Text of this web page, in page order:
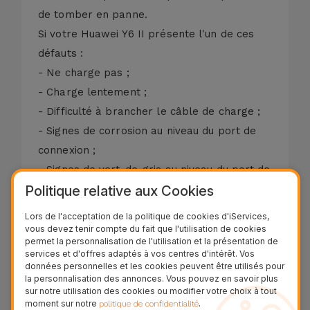
de tomber en panne.
Si votre Huawei Y6 II présente l'un de ces
défauts :
- Ne charge pas ;
- Charge lentement ;
- Difficulté à brancher le câble de charge ;
- Signes de corrosion au niveau du port de
connexion ;
- Signes de vert-de-gris au niveau du port de
connexion ;
(uniquement).
Si le port de connexion est endommagé,
nous procéderons au remplacement de la
pièce par une neuve. Le diagnostic est
gratuit !
Politique relative aux Cookies
Lors de l'acceptation de la politique de cookies d'iServices,
vous devez tenir compte du fait que l'utilisation de cookies
permet la personnalisation de l'utilisation et la présentation de
services et d'offres adaptés à vos centres d'intérêt. Vos
données personnelles et les cookies peuvent être utilisés pour
la personnalisation des annonces. Vous pouvez en savoir plus
sur notre utilisation des cookies ou modifier votre choix à tout
moment sur notre politique de confidentialité.